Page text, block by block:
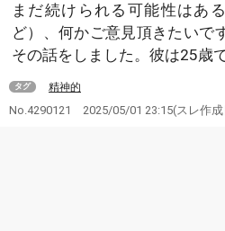
まだ続けられる可能性はあ
ど）、何かご意見頂きたいで
その話をしました。彼は25歳で
タグ 精神的
No.4290121 2025/05/01 23:15(スレ作